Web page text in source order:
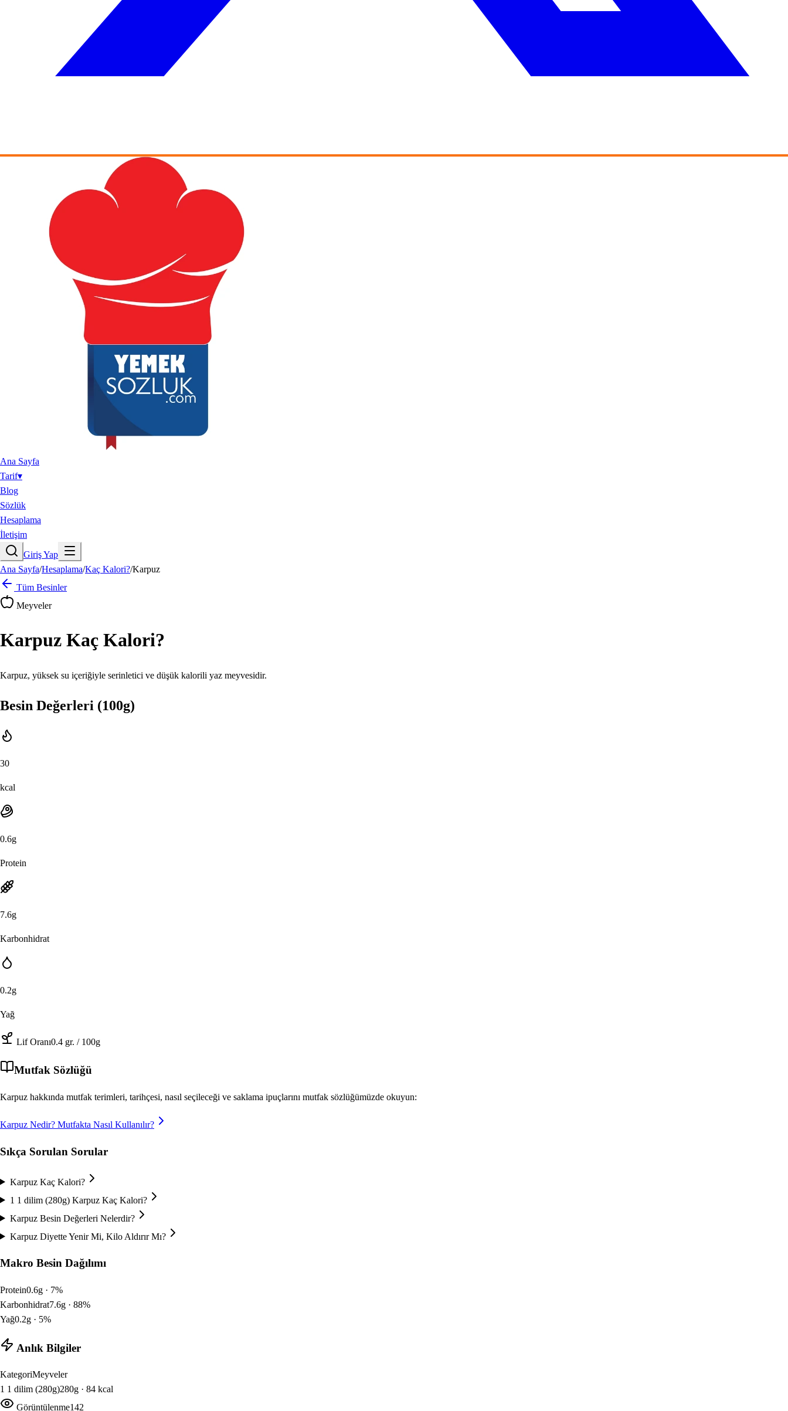
Ana Sayfa
Tarif▾
Blog
Sözlük
Hesaplama
İletişim
Giriş Yap
Ana Sayfa/Hesaplama/Kaç Kalori?/Karpuz
Tüm Besinler
Meyveler
Karpuz Kaç Kalori?
Karpuz, yüksek su içeriğiyle serinletici ve düşük kalorili yaz meyvesidir.
Besin Değerleri (100g)
30
kcal
0.6g
Protein
7.6g
Karbonhidrat
0.2g
Yağ
Lif Oranı0.4 gr. / 100g
Mutfak Sözlüğü
Karpuz hakkında mutfak terimleri, tarihçesi, nasıl seçileceği ve saklama ipuçlarını mutfak sözlüğümüzde okuyun:
Karpuz Nedir? Mutfakta Nasıl Kullanılır?
Sıkça Sorulan Sorular
Karpuz Kaç Kalori?
1 1 dilim (280g) Karpuz Kaç Kalori?
Karpuz Besin Değerleri Nelerdir?
Karpuz Diyette Yenir Mi, Kilo Aldırır Mı?
Makro Besin Dağılımı
Protein0.6g · 7%
Karbonhidrat7.6g · 88%
Yağ0.2g · 5%
Anlık Bilgiler
KategoriMeyveler
1 1 dilim (280g)280g · 84 kcal
Görüntülenme142